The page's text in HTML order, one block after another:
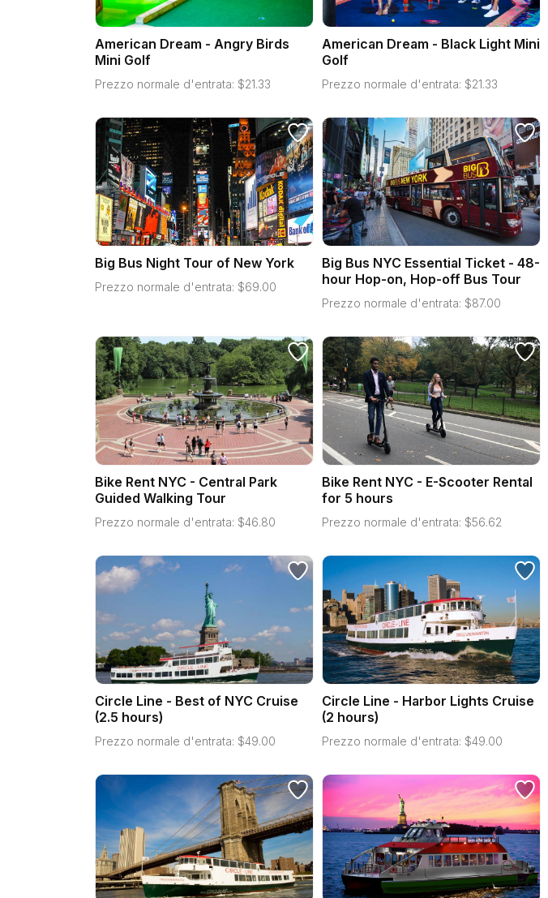
American Dream - Angry Birds
Mini Golf
Prezzo normale d'entrata: $21.33
American Dream - Black Light Mini
Golf
Prezzo normale d'entrata: $21.33
Big Bus Night Tour of New York
Prezzo normale d'entrata: $69.00
Big Bus NYC Essential Ticket - 48-
hour Hop-on, Hop-off Bus Tour
Prezzo normale d'entrata: $87.00
Bike Rent NYC - Central Park
Guided Walking Tour
Prezzo normale d'entrata: $46.80
Bike Rent NYC - E-Scooter Rental
for 5 hours
Prezzo normale d'entrata: $56.62
Circle Line - Best of NYC Cruise
(2.5 hours)
Prezzo normale d'entrata: $49.00
Circle Line - Harbor Lights Cruise
(2 hours)
Prezzo normale d'entrata: $49.00